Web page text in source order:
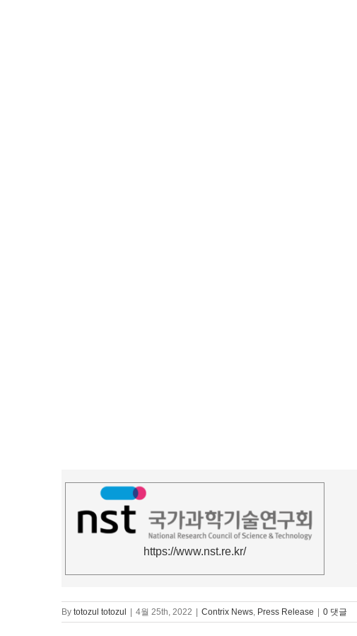
https://www.nst.re.kr/
By totozul totozul 4월 25th, 2022 Contrix News, Press Release 0 댓글